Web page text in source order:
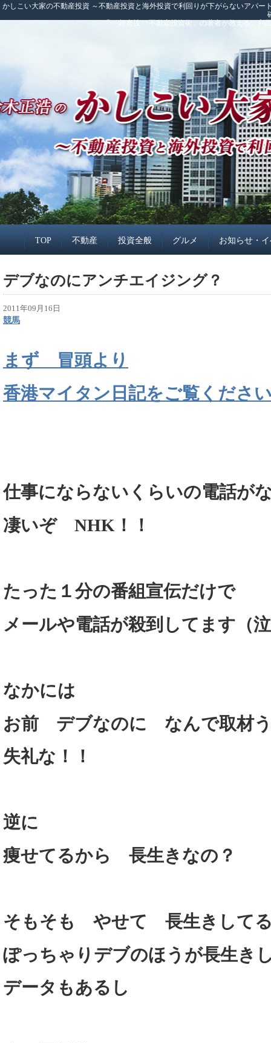
かしこい大家の不動産投資 ～不動産投資と海外投資で利回りが下がらないアパ
「<<超裏技>>不動産投資術」の著者が教える、
TOP 不動産 投資全般 グルメ お知らせ・
デブなのにアンチエイジング？
2011年09月16日
競馬
まず 冒頭より
香港マイタン日記をご覧くださ
仕事にならないくらいの電話が
凄いぞ NHK！！
たった１分の番組宣伝だけで
メールや電話が殺到してます（
なかには
お前 デブなのに なんで取材
失礼な！！
逆に
痩せてるから 長生きなの？
そもそも やせて 長生きして
ぽっちゃりデブのほうが長生き
データもあるし